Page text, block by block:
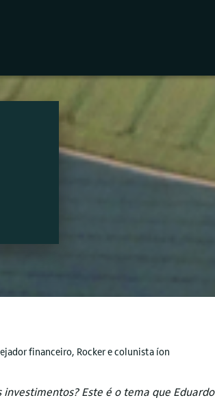
financeiro, Rocker e colunista íon
Este é o tema que Eduardo